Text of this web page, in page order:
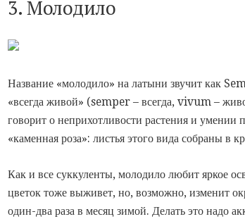
3. Молодило
Название «молодило» на латыни звучит как
«всегда живой» (semper – всегда, vivum –
говорит о неприхотливости растения и умении
«каменная роза»: листья этого вида собраны в
Как и все суккуленты, молодило любит яркое
цветок тоже выживет, но, возможно, изменит
один-два раза в месяц зимой. Делать это надо